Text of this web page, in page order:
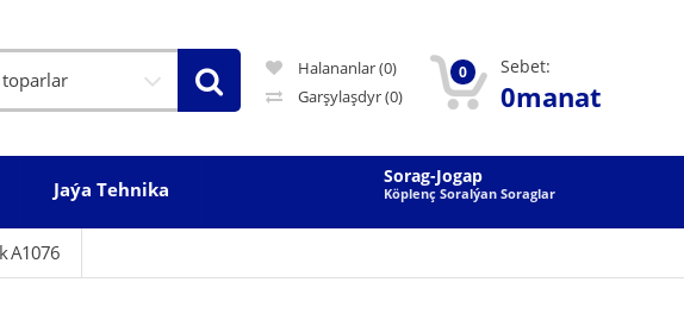
Halananlar (0)
Garşylaşdyr(0)
0 Sebet:
0manat
Jaýa Tehnika
Sorag-Jogap
Köplenç Soralýan Soraglar
A1076